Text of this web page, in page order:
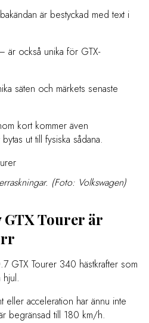
är bestyckad med text i
är också unika för GTX-
säten och märkets senaste
kort kommer även
ut till fysiska sådana.
(Foto: Volkswagen)
GTX Tourer är
GTX Tourer 340 hästkrafter som
hjul.
acceleration har ännu inte
begränsad till 180 km/h.